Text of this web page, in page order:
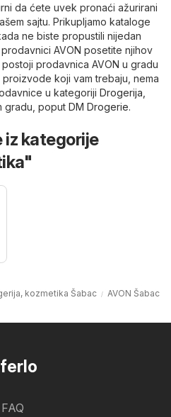
da ćete uvek pronaći ažurirani
sajtu. Prikupljamo kataloge
ne biste propustili nijedan
AVON posetite njihov
postoji prodavnica AVON u gradu
proizvode koji vam trebaju, nema
u kategoriji Drogerija,
gradu, poput DM Drogerie.
iz kategorije
kozmetika Šabac AVON Šabac
FAQ